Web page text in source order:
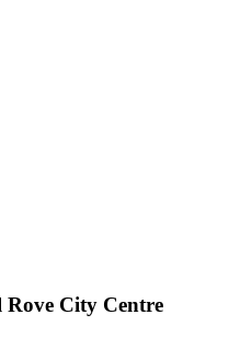
City Centre